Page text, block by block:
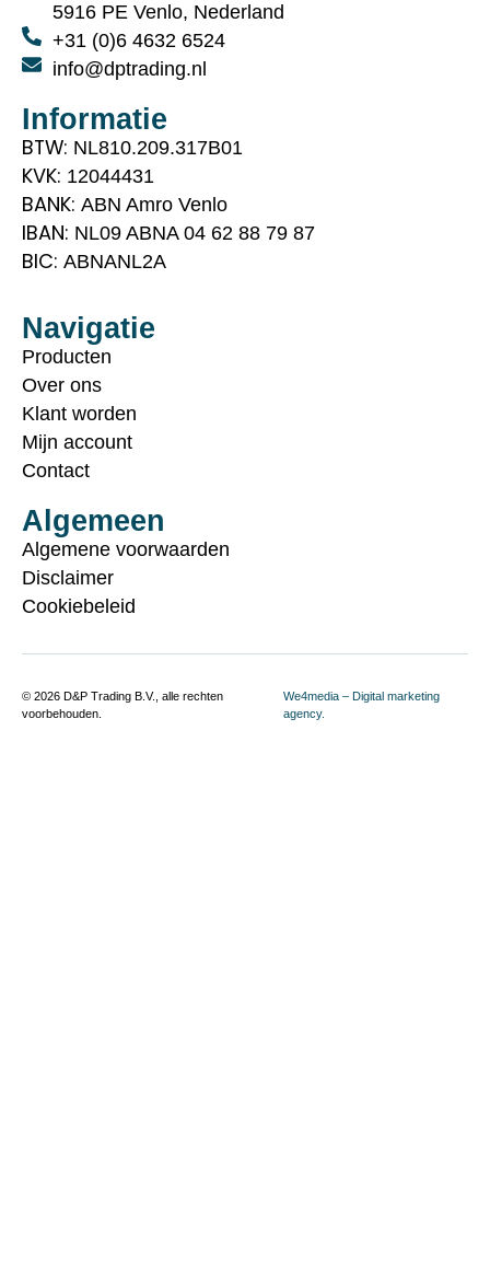
5916 PE Venlo, Nederland
+31 (0)6 4632 6524
info@dptrading.nl
Informatie
BTW: NL810.209.317B01
KVK: 12044431
BANK: ABN Amro Venlo
IBAN: NL09 ABNA 04 62 88 79 87
BIC: ABNANL2A
Navigatie
Producten
Over ons
Klant worden
Mijn account
Contact
Algemeen
Algemene voorwaarden
Disclaimer
Cookiebeleid
© 2026 D&P Trading B.V., alle rechten
voorbehouden.
We4media – Digital marketing
agency.